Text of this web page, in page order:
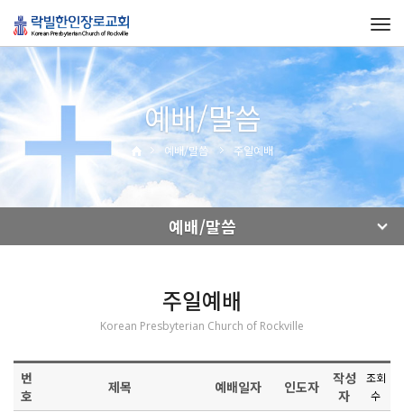
예배/말씀
예배/말씀 주일예배
예배/말씀
주일예배
Korean Presbyterian Church of Rockville
번
호
제목 예배일자 인도자
작성
자
조회
수